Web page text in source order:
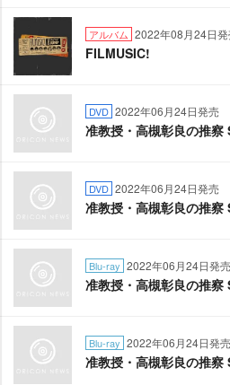
アルバム 2022年08月24日
FILMUSIC!
DVD 2022年06月24日発売
准教授・高槻彰良の推
DVD 2022年06月24日発売
准教授・高槻彰良の推
Blu-ray 2022年06月24日発売
准教授・高槻彰良の推
Blu-ray 2022年06月24日発売
准教授・高槻彰良の推